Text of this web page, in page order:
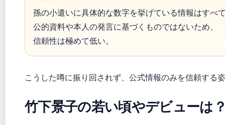
孫の小遣いに具体的な数字を挙げている情報はすべ
公的資料や本人の発言に基づくものではないため、
信頼性は極めて低い。
こうした噂に振り回されず、公式情報のみを信頼する
竹下景子の若い頃やデビューは